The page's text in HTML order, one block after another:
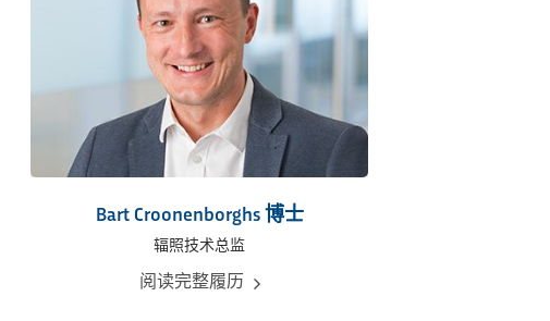
Bart Croonenborghs 博士
辐照技术总监
阅读完整履历